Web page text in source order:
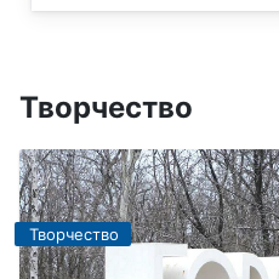
Творчество
Творчество